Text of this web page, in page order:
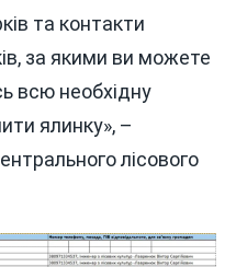
та контакти
за якими ви можете
всю необхідну
ялинку», –
лісового